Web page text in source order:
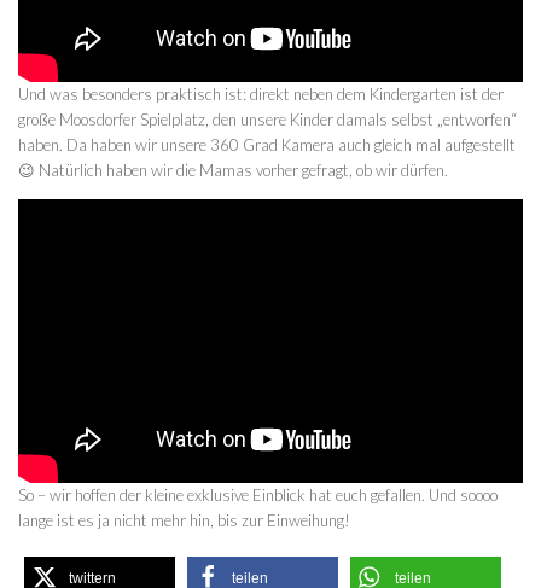
Und was besonders praktisch ist: direkt neben dem Kindergarten ist der
große Moosdorfer Spielplatz, den unsere Kinder damals selbst „entworfen“
haben. Da haben wir unsere 360 Grad Kamera auch gleich mal aufgestellt
😉 Natürlich haben wir die Mamas vorher gefragt, ob wir dürfen.
So – wir hoffen der kleine exklusive Einblick hat euch gefallen. Und soooo
lange ist es ja nicht mehr hin, bis zur Einweihung!
twittern teilen teilen